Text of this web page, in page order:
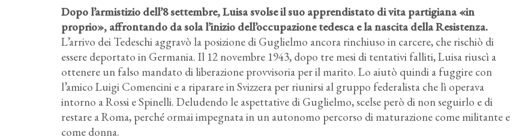
Dopo l’armistizio dell’8 settembre, Luisa svolse il suo apprendistato di vita partigiana «in
proprio», affrontando da sola l’inizio dell’occupazione tedesca e la nascita della Resistenza.
L’arrivo dei Tedeschi aggravò la posizione di Guglielmo ancora rinchiuso in carcere, che rischiò di
essere deportato in Germania. Il 12 novembre 1943, dopo tre mesi di tentativi falliti, Luisa riuscì a
ottenere un falso mandato di liberazione provvisoria per il marito. Lo aiutò quindi a fuggire con
l’amico Luigi Comencini e a riparare in Svizzera per riunirsi al gruppo federalista che lì operava
intorno a Rossi e Spinelli. Deludendo le aspettative di Guglielmo, scelse però di non seguirlo e di
restare a Roma, perché ormai impegnata in un autonomo percorso di maturazione come militante e
come donna.